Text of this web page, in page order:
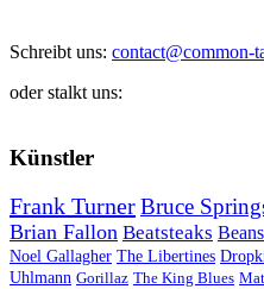
Schreibt uns: contact@common-
oder stalkt uns:
Künstler
Frank TurnerBruce
Brian Fallon Beatsteaks
Noel Gallagher The Libertines
Uhlmann Gorillaz The King Blues